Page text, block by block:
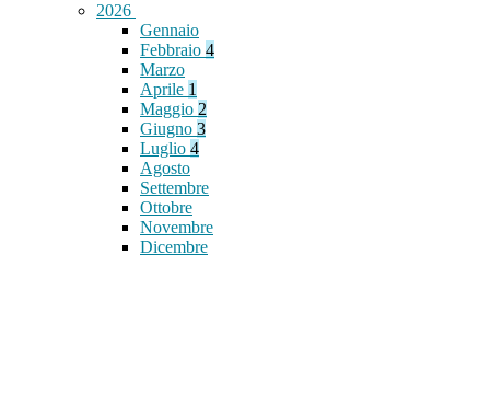
2026
Gennaio
Febbraio 4
Marzo
Aprile 1
Maggio 2
Giugno 3
Luglio 4
Agosto
Settembre
Ottobre
Novembre
Dicembre